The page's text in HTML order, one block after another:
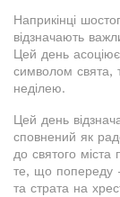
Наприкінці
відзначають
Цей день
символом свята,
неділею.
Цей день
сповнений як
до святого міста
те, що попереду
та страта на